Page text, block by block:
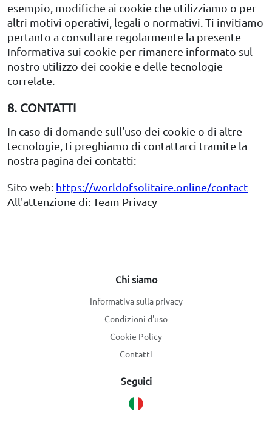
esempio, modifiche ai cookie che utilizziamo o per
altri motivi operativi, legali o normativi. Ti invitiamo
pertanto a consultare regolarmente la presente
Informativa sui cookie per rimanere informato sul
nostro utilizzo dei cookie e delle tecnologie
correlate.
8. CONTATTI
In caso di domande sull'uso dei cookie o di altre
tecnologie, ti preghiamo di contattarci tramite la
nostra pagina dei contatti:
Sito web: https://worldofsolitaire.online/contact
All'attenzione di: Team Privacy
Chi siamo
Informativa sulla privacy
Condizioni d'uso
Cookie Policy
Contatti
Seguici